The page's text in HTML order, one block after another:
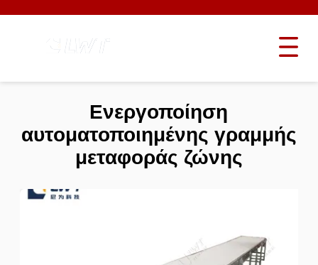
Ενεργοποίηση
αυτοματοποιημένης γραμμής
μεταφοράς ζώνης